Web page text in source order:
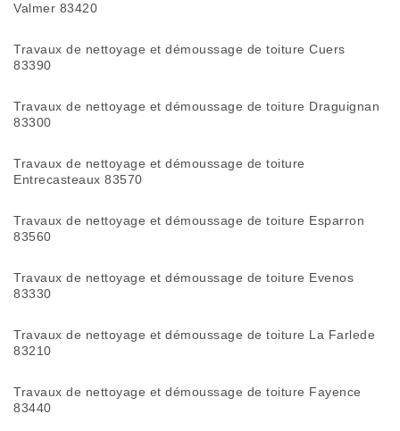
Valmer 83420
Travaux de nettoyage et démoussage de toiture Cuers
83390
Travaux de nettoyage et démoussage de toiture Draguignan
83300
Travaux de nettoyage et démoussage de toiture
Entrecasteaux 83570
Travaux de nettoyage et démoussage de toiture Esparron
83560
Travaux de nettoyage et démoussage de toiture Evenos
83330
Travaux de nettoyage et démoussage de toiture La Farlede
83210
Travaux de nettoyage et démoussage de toiture Fayence
83440